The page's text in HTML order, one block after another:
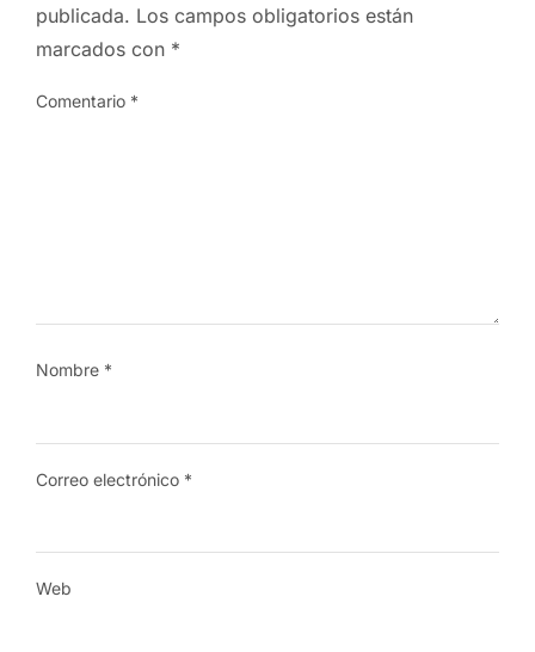
publicada. Los campos obligatorios están
marcados con *
Comentario *
Nombre *
Correo electrónico *
Web